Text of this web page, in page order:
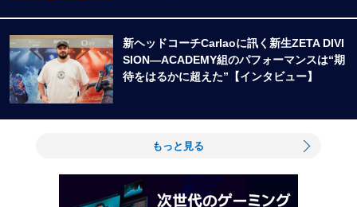
新ヘッドコーチCarlaoに訊く新生ZETA DIVI
SION―ACADEMY組のパフォーマンスは“期
待をはるかに超えた”【インタビュー】
もっと見る